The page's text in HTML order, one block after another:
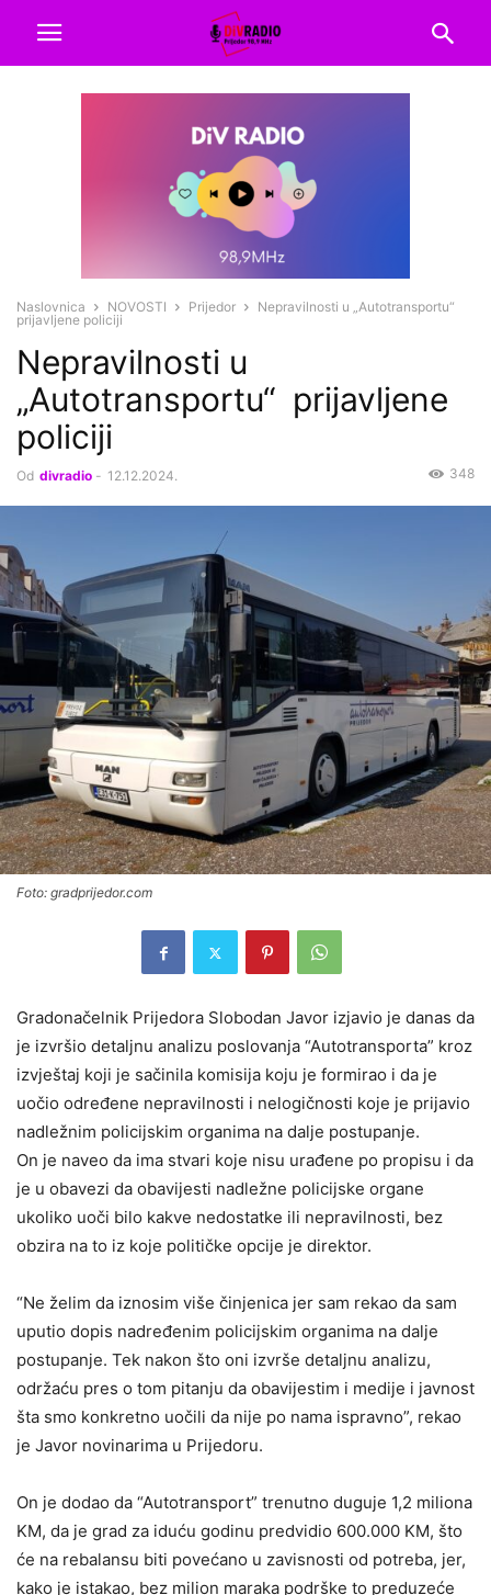
Naslovnica NOVOSTI Prijedor
Nepravilnosti u „Autotransportu“
prijavljene policiji
Nepravilnosti u
„Autotransportu“ prijavljene
policiji
Od divradio - 12.12.2024. 348
Foto: gradprijedor.com
Gradonačelnik Prijedora Slobodan Javor izjavio je danas da
je izvršio detaljnu analizu poslovanja “Autotransporta” kroz
izvještaj koji je sačinila komisija koju je formirao i da je
uočio određene nepravilnosti i nelogičnosti koje je prijavio
nadležnim policijskim organima na dalje postupanje.
On je naveo da ima stvari koje nisu urađene po propisu i da
je u obavezi da obavijesti nadležne policijske organe
ukoliko uoči bilo kakve nedostatke ili nepravilnosti, bez
obzira na to iz koje političke opcije je direktor.
“Ne želim da iznosim više činjenica jer sam rekao da sam
uputio dopis nadređenim policijskim organima na dalje
postupanje. Tek nakon što oni izvrše detaljnu analizu,
održaću pres o tom pitanju da obavijestim i medije i javnost
šta smo konkretno uočili da nije po nama ispravno”, rekao
je Javor novinarima u Prijedoru.
On je dodao da “Autotransport” trenutno duguje 1,2 miliona
KM, da je grad za iduću godinu predvidio 600.000 KM, što
će na rebalansu biti povećano u zavisnosti od potreba, jer,
kako je istakao, bez milion maraka podrške to preduzeće